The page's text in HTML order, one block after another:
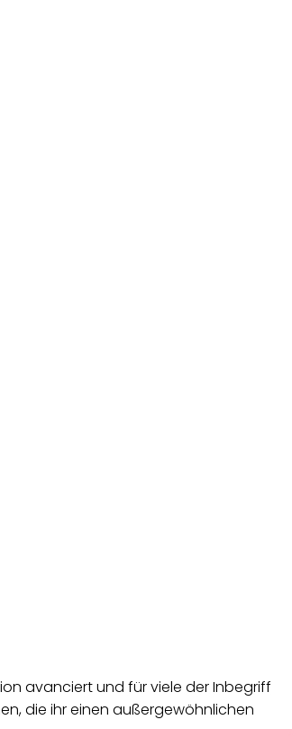
avanciert und für viele der Inbegriff
die ihr einen außergewöhnlichen